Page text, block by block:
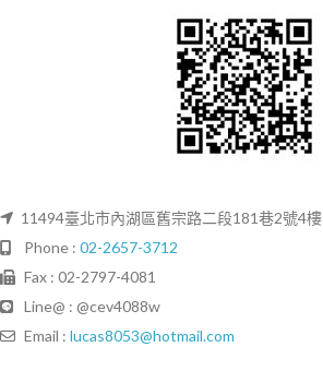
11494臺北市內湖區舊宗路二段181巷2號4樓
Phone : 02-2657-3712
Fax : 02-2797-4081
Line@ : @cev4088w
Email : lucas8053@hotmail.com